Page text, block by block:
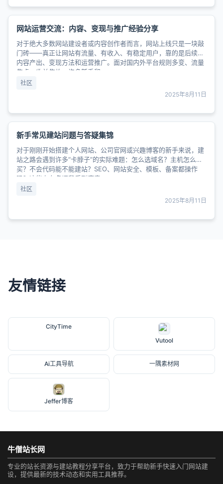
网站运营交流：内容、变现与推广经验分享
对于绝大多数网站建设者或内容创作者而言，网站上线只是一块敲
门砖——真正让网站有流量、有收入、有稳定用户，靠的是后续的
内容产出、变现方法和运营推广。面对国内外平台规则多变、流量
焦虑、收益焦灼，许多新手和......
社区
2025年8月11日
新手常见建站问题与答疑集锦
对于刚刚开始搭建个人网站、公司官网或兴趣博客的新手来说，建
站之路会遇到许多“卡脖子”的实际难题：怎么选域名？主机怎么
买？不会代码能不能建站？SEO、网站安全、模板、备案都操作
吗？这些专有名词背后到底意......
社区
2025年8月11日
友情链接
CityTime
Vutool
Ai工具导航 一隅素材网
Jeffer博客
牛僧站长网
专业的站长资源与建站教程分享平台，致力于帮助新手快速入门网站建
设，提供最新的技术动态和实用工具推荐。